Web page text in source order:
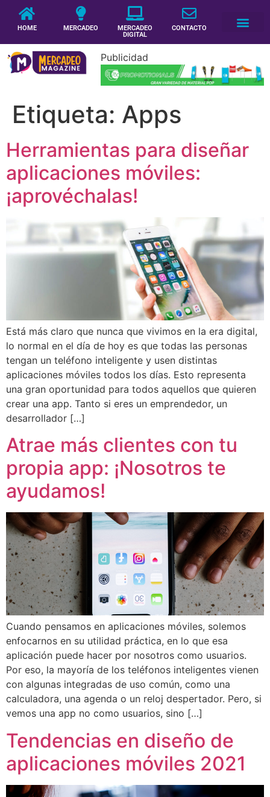
HOME MERCADEO
MERCADEO
DIGITAL
CONTACTO
Publicidad
Etiqueta: Apps
Herramientas para diseñar
aplicaciones móviles:
¡aprovéchalas!
Está más claro que nunca que vivimos en la era digital,
lo normal en el día de hoy es que todas las personas
tengan un teléfono inteligente y usen distintas
aplicaciones móviles todos los días. Esto representa
una gran oportunidad para todos aquellos que quieren
crear una app. Tanto si eres un emprendedor, un
desarrollador […]
Atrae más clientes con tu
propia app: ¡Nosotros te
ayudamos!
Cuando pensamos en aplicaciones móviles, solemos
enfocarnos en su utilidad práctica, en lo que esa
aplicación puede hacer por nosotros como usuarios.
Por eso, la mayoría de los teléfonos inteligentes vienen
con algunas integradas de uso común, como una
calculadora, una agenda o un reloj despertador. Pero, si
vemos una app no como usuarios, sino […]
Tendencias en diseño de
aplicaciones móviles 2021